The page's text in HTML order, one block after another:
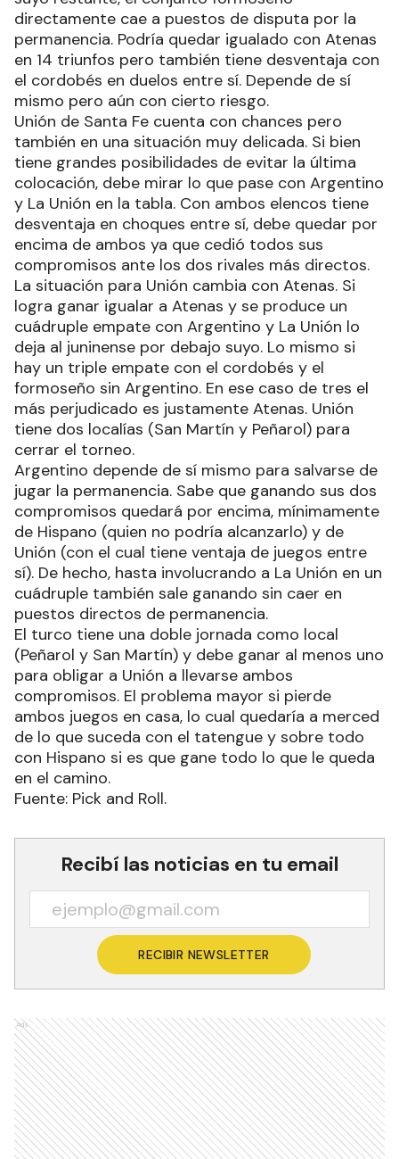
directamente cae a puestos de disputa por la
permanencia. Podría quedar igualado con Atenas
en 14 triunfos pero también tiene desventaja con
el cordobés en duelos entre sí. Depende de sí
mismo pero aún con cierto riesgo.
Unión de Santa Fe cuenta con chances pero
también en una situación muy delicada. Si bien
tiene grandes posibilidades de evitar la última
colocación, debe mirar lo que pase con Argentino
y La Unión en la tabla. Con ambos elencos tiene
desventaja en choques entre sí, debe quedar por
encima de ambos ya que cedió todos sus
compromisos ante los dos rivales más directos.
La situación para Unión cambia con Atenas. Si
logra ganar igualar a Atenas y se produce un
cuádruple empate con Argentino y La Unión lo
deja al juninense por debajo suyo. Lo mismo si
hay un triple empate con el cordobés y el
formoseño sin Argentino. En ese caso de tres el
más perjudicado es justamente Atenas. Unión
tiene dos localías (San Martín y Peñarol) para
cerrar el torneo.
Argentino depende de sí mismo para salvarse de
jugar la permanencia. Sabe que ganando sus dos
compromisos quedará por encima, mínimamente
de Hispano (quien no podría alcanzarlo) y de
Unión (con el cual tiene ventaja de juegos entre
sí). De hecho, hasta involucrando a La Unión en un
cuádruple también sale ganando sin caer en
puestos directos de permanencia.
El turco tiene una doble jornada como local
(Peñarol y San Martín) y debe ganar al menos uno
para obligar a Unión a llevarse ambos
compromisos. El problema mayor si pierde
ambos juegos en casa, lo cual quedaría a merced
de lo que suceda con el tatengue y sobre todo
con Hispano si es que gane todo lo que le queda
en el camino.
Fuente: Pick and Roll.
Recibí las noticias en tu email
RECIBIR NEWSLETTER
Ads